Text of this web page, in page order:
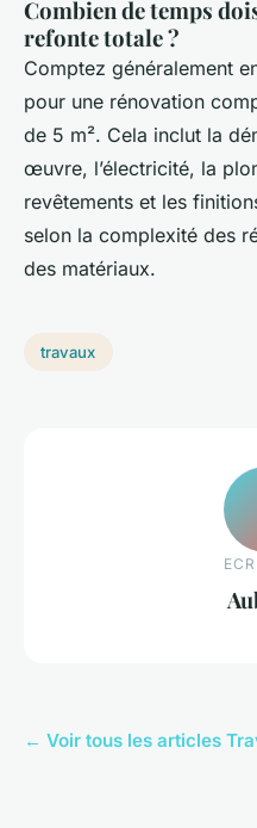
Combien de temps
refonte totale ?
Comptez généralement
pour une rénovation
de 5 m². Cela inclut la
œuvre, l’électricité, la
revêtements et les
selon la complexité des
des matériaux.
travaux
← Voir tous les articles